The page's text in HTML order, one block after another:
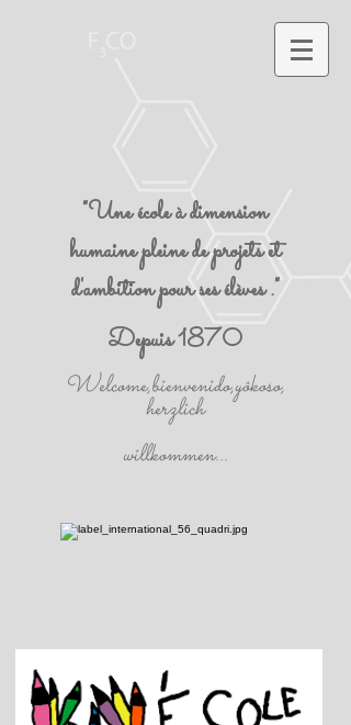
"Une école à dimension
humaine pleine de projets et
d'ambition pour ses élèves ."
Depuis 1870
Welcome,bienvenido,yôkoso,
herzlich
willkommen...